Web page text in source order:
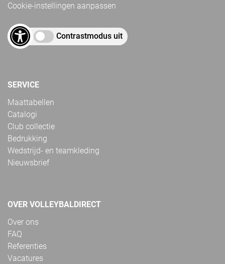
Cookie-instellingen aanpassen
Contrastmodus uit
SERVICE
Maattabellen
Catalogi
Club collectie
Bedrukking
Wedstrijd- en teamkleding
Nieuwsbrief
OVER VOLLEYBALDIRECT
Over ons
FAQ
Referenties
Vacatures